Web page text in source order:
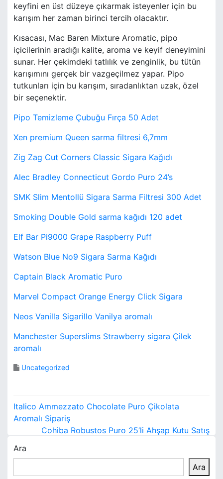
keyfini en üst düzeye çıkarmak isteyenler için bu
karışım her zaman birinci tercih olacaktır.
Kısacası, Mac Baren Mixture Aromatic, pipo
içicilerinin aradığı kalite, aroma ve keyif deneyimini
sunar. Her çekimdeki tatlılık ve zenginlik, bu tütün
karışımını gerçek bir vazgeçilmez yapar. Pipo
tutkunları için bu karışım, sıradanlıktan uzak, özel
bir seçenektir.
Pipo Temizleme Çubuğu Fırça 50 Adet
Xen premium Queen sarma filtresi 6,7mm
Zig Zag Cut Corners Classic Sigara Kağıdı
Alec Bradley Connecticut Gordo Puro 24’s
SMK Slim Mentollü Sigara Sarma Filtresi 300 Adet
Smoking Double Gold sarma kağıdı 120 adet
Elf Bar Pi9000 Grape Raspberry Puff
Watson Blue No9 Sigara Sarma Kağıdı
Captain Black Aromatic Puro
Marvel Compact Orange Energy Click Sigara
Neos Vanilla Sigarillo Vanilya aromalı
Manchester Superslims Strawberry sigara Çilek
aromalı
Uncategorized
Y
a
z
ı
Italico Ammezzato Chocolate Puro Çikolata
Aromalı Sipariş
Cohiba Robustos Puro 25’li Ahşap Kutu Satış
Ara
Ara